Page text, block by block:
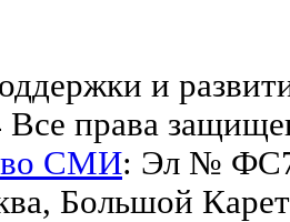
и
права
СМИ: Эл №
Большой